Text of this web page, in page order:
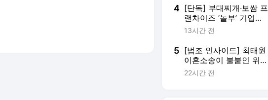
4 [단독] 부대찌개·보쌈 프
랜차이즈 ‘놀부’ 기업회
생 신청
13시간 전
5 [법조 인사이드] 최태원
이혼소송이 불붙인 위자
료 논쟁… 기준 없어 판
22시간 전